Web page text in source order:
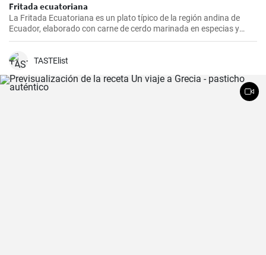
Fritada ecuatoriana
La Fritada Ecuatoriana es un plato típico de la región andina de
Ecuador, elaborado con carne de cerdo marinada en especias y
cocinada a fuego lento en una olla con agua hasta que quede suave
TASTElist